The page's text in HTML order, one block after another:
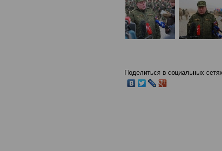
Поделиться в социальных